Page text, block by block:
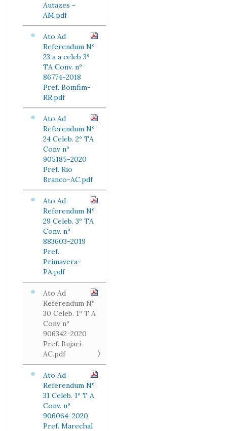
Autazes -
AM.pdf
Ato Ad
Referendum Nº
23 a a celeb 3º
TA Conv. nº
86774-2018
Pref. Bomfim-
RR.pdf
Ato Ad
Referendum Nº
24 Celeb. 2º TA
Conv nº
905185-2020
Pref. Rio
Branco-AC.pdf
Ato Ad
Referendum Nº
29 Celeb. 3º TA
Conv. nº
883603-2019
Pref.
Primavera-
PA.pdf
Ato Ad
Referendum Nº
30 Celeb. 1º T A
Conv nº
906342-2020
Pref. Bujari-
AC.pdf
Ato Ad
Referendum Nº
31 Celeb. 1º T A
Conv. nº
906064-2020
Pref. Marechal